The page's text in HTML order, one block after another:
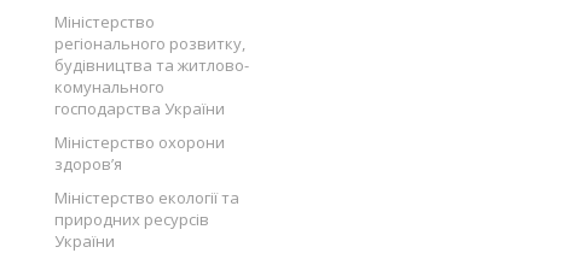
Міністерство
регіонального розвитку,
будівництва та житлово-
комунального
господарства України
Міністерство охорони
здоров’я
Міністерство екології та
природних ресурсів
України